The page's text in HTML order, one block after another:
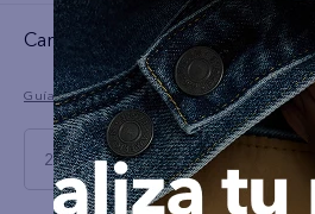
Cargando el resumen…
Guía de tallas
28 X 32